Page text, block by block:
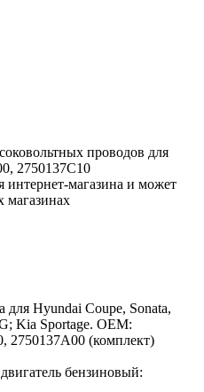
проводов для
2750137C10
интернет-магазина и может
магазинах
Hyundai Coupe, Sonata,
Kia Sportage. OEM:
2750137A00 (комплект)
бензиновый: